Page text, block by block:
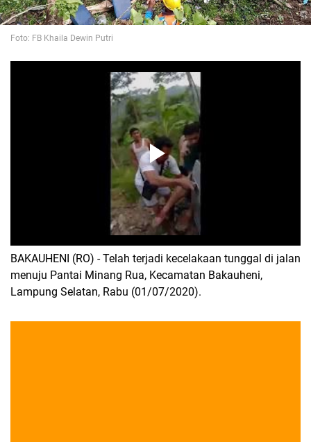
Foto: FB Khaila Dewin Putri
BAKAUHENI (RO) - Telah terjadi kecelakaan tunggal di jalan
menuju Pantai Minang Rua, Kecamatan Bakauheni,
Lampung Selatan, Rabu (01/07/2020).